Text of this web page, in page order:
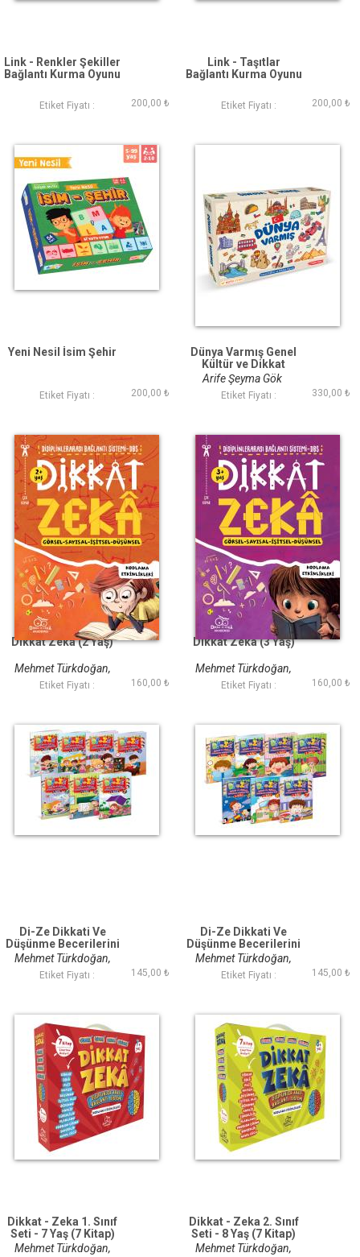
Link - Renkler Şekiller
Bağlantı Kurma Oyunu
Etiket Fiyatı : 200,00 ₺
Link - Taşıtlar
Bağlantı Kurma Oyunu
Etiket Fiyatı : 200,00 ₺
Yeni Nesil İsim Şehir
Etiket Fiyatı : 200,00 ₺
Dünya Varmış Genel
Kültür ve Dikkat
Oyunu 7 Farklı Oyun
Arife Şeyma Gök
Etiket Fiyatı : 330,00 ₺
Dikkat Zeka (2 Yaş)
Mehmet Türkdoğan,
Savaş Özdemir
Etiket Fiyatı : 160,00 ₺
Dikkat Zeka (3 Yaş)
Mehmet Türkdoğan,
Savaş Özdemir
Etiket Fiyatı : 160,00 ₺
Di-Ze Dikkati Ve
Düşünme Becerilerini
Geliştirme Seti
(1.Sınıf - 7 Yaş)
Mehmet Türkdoğan,
Savaş Özdemir
Etiket Fiyatı : 145,00 ₺
Di-Ze Dikkati Ve
Düşünme Becerilerini
Geliştirme Seti
(2.Sınıf - 8 Yaş)
Mehmet Türkdoğan,
Savaş Özdemir
Etiket Fiyatı : 145,00 ₺
Dikkat - Zeka 1. Sınıf
Seti - 7 Yaş (7 Kitap)
Mehmet Türkdoğan,
Dikkat - Zeka 2. Sınıf
Seti - 8 Yaş (7 Kitap)
Mehmet Türkdoğan,